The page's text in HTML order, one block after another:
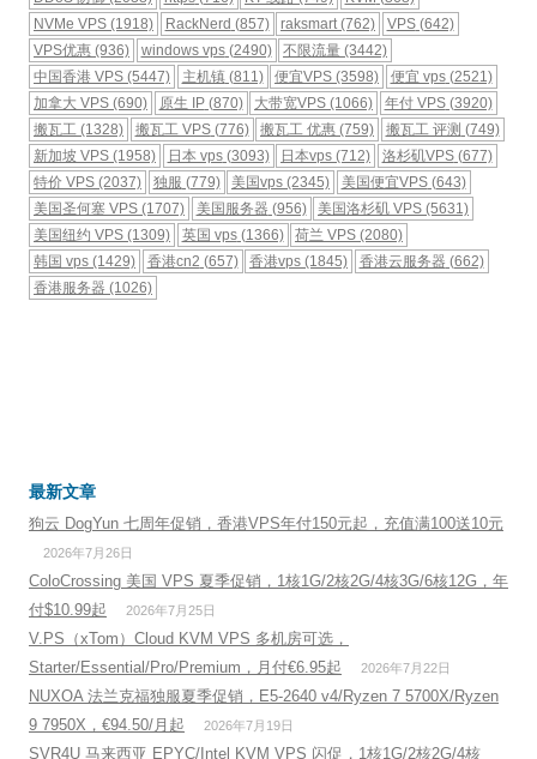
NVMe VPS (1918) RackNerd (857) raksmart(762) VPS(642)
VPS优惠 (936) windows vps(2490) 不限流量 (3442)
中国香港 VPS (5447) 主机镇(811) 便宜VPS (3598) 便宜 vps(2521)
加拿大 VPS (690) 原生 IP(870) 大带宽VPS (1066) 年付 VPS(3920)
搬瓦工 (1328) 搬瓦工 VPS(776) 搬瓦工 优惠 (759) 搬瓦工 评测 (749)
新加坡 VPS (1958) 日本 vps(3093) 日本vps (712) 洛杉矶VPS(677)
特价 VPS (2037) 独服 (779) 美国vps (2345) 美国便宜VPS(643)
美国圣何塞 VPS (1707) 美国服务器 (956) 美国洛杉矶 VPS (5631)
美国纽约 VPS (1309) 英国 vps(1366) 荷兰 VPS (2080)
韩国 vps (1429) 香港cn2 (657) 香港vps (1845) 香港云服务器 (662)
香港服务器 (1026)
最新文章
狗云 DogYun 七周年促销，香港VPS年付150元起，充值满100送10元
2026年7月26日
ColoCrossing 美国 VPS 夏季促销，1核1G/2核2G/4核3G/6核12G，年
付$10.99起
2026年7月25日
V.PS（xTom）Cloud KVM VPS 多机房可选，
Starter/Essential/Pro/Premium，月付€6.95起
2026年7月22日
NUXOA 法兰克福独服夏季促销，E5-2640 v4/Ryzen 7 5700X/Ryzen
9 7950X，€94.50/月起
2026年7月19日
SVR4U 马来西亚 EPYC/Intel KVM VPS 闪促，1核1G/2核2G/4核